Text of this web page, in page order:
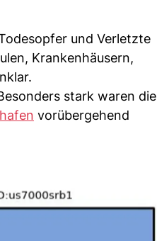
und Verletzte
Krankenhäusern,
stark waren die
vorübergehend